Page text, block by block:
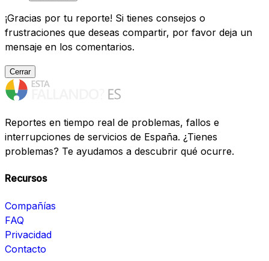
¡Gracias por tu reporte! Si tienes consejos o
frustraciones que deseas compartir, por favor deja un
mensaje en los comentarios.
Cerrar
Reportes en tiempo real de problemas, fallos e
interrupciones de servicios de España. ¿Tienes
problemas? Te ayudamos a descubrir qué ocurre.
Recursos
Compañías
FAQ
Privacidad
Contacto